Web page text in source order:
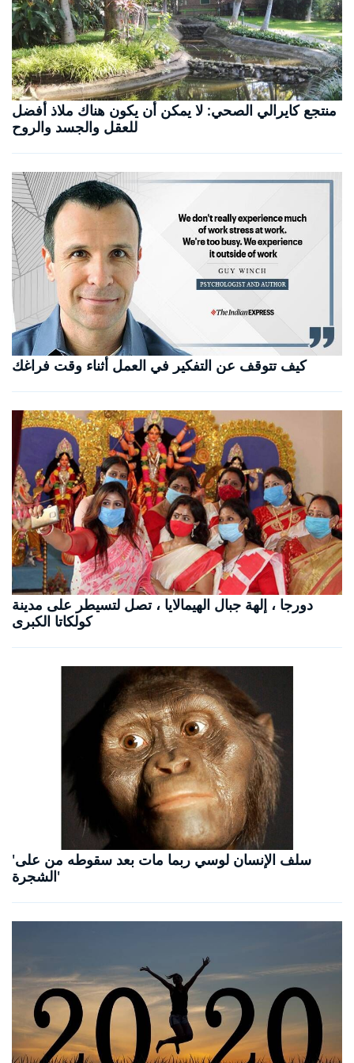
منتجع كايرالي الصحي: لا يمكن أن يكون هناك ملاذ أفضل
للعقل والجسد والروح
كيف تتوقف عن التفكير في العمل أثناء وقت فراغك
دورجا ، إلهة جبال الهيمالايا ، تصل لتسيطر على مدينة
كولكاتا الكبرى
'سلف الإنسان لوسي ربما مات بعد سقوطه من على
الشجرة'